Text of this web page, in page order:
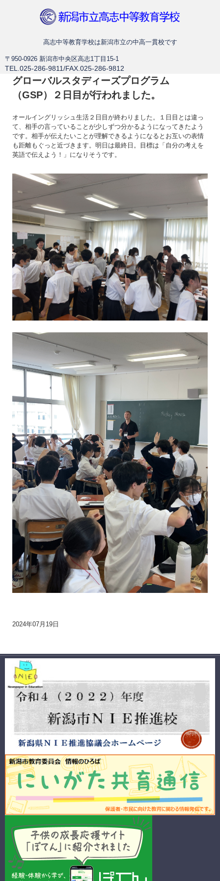
新潟市立高志中等教育学校
高志中等教育学校は新潟市立の中高一貫校です
〒950-0926 新潟市中央区高志1丁目15-1
TEL.025-286-9811/FAX.025-286-9812
グローバルスタディーズプログラム
（GSP）２日目が行われました。
オールイングリッシュ生活２日目が終わりました。１日目とは違っ
て、相手の言っていることが少しずつ分かるようになってきたよう
です。相手が伝えたいことが理解できるようになるとお互いの表情
も距離もぐっと近づきます。明日は最終日。目標は「自分の考えを
英語で伝えよう！」になりそうです。
2024年07月19日